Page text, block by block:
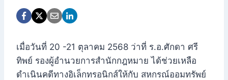
เมื่อวันที่ 20 -21 ตุลาคม 2568 ว่าที่ ร.อ.ศักดา ศรี
ทิพย์ รองผู้อำนวยการสำนักกฎหมาย ได้ช่วยเหลือ
ดำเนินคดีทางอิเล็กทรอนิกส์ให้กับ สหกรณ์ออมทรัพย์